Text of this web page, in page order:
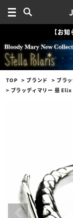
【お
TOP ブランド
ブラ
ブラッディマリー 昼